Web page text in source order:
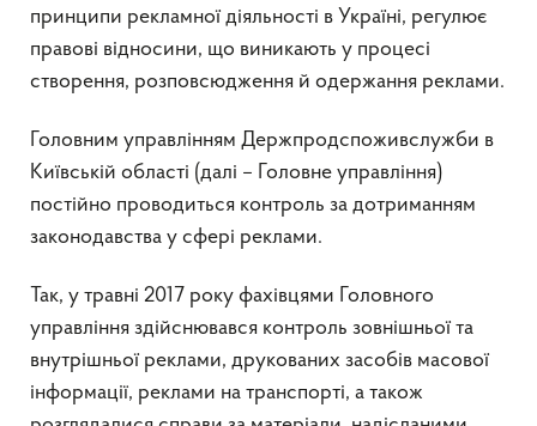
принципи рекламної діяльності в Україні, регулює
правові відносини, що виникають у процесі
створення, розповсюдження й одержання реклами.
Головним управлінням Держпродспоживслужби в
Київській області (далі – Головне управління)
постійно проводиться контроль за дотриманням
законодавства у сфері реклами.
Так, у травні 2017 року фахівцями Головного
управління здійснювався контроль зовнішньої та
внутрішньої реклами, друкованих засобів масової
інформації, реклами на транспорті, а також